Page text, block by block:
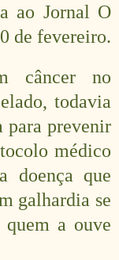
ao Jornal O
de fevereiro.
câncer no
todavia
para prevenir
médico
doença que
galhardia se
a ouve